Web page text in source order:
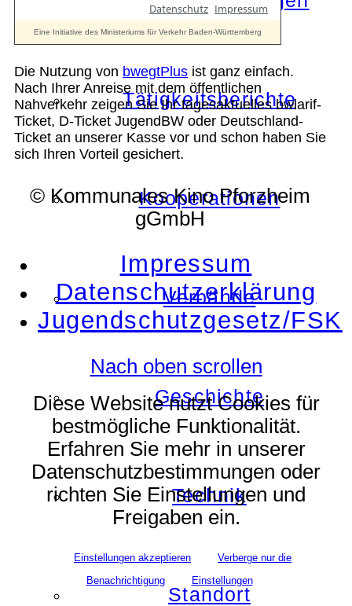
Tätigkeitsberichte
Kooperationen
Verbände
Geschichte
Technik
Standort
Die Nutzung von bwegtPlus ist ganz einfach.
Nach Ihrer Anreise mit dem öffentlichen
Nahverkehr zeigen Sie Ihr tagesaktuelles bwlarif-
Ticket, D-Ticket JugendBW oder Deutschland-
Ticket an unserer Kasse vor und schon haben Sie
sich Ihren Vorteil gesichert.
© Kommunales Kino Pforzheim
gGmbH
Impressum
Datenschutzerklärung
Jugendschutzgesetz/FSK
Nach oben scrollen
Diese Website nutzt Cookies für
bestmögliche Funktionalität.
Erfahren Sie mehr in unserer
Datenschutzbestimmungen oder
richten Sie Einstellungen und
Freigaben ein.
Einstellungen akzeptieren
Verberge nur die
Benachrichtigung
Einstellungen